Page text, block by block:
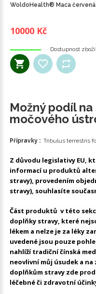
WoldoHealth® Maca červená
10000 Kč
Dostupnost zboží:
Možný podíl
močového
Přípravky : Tribulus terrestris
Z důvodu legislativy EU,
informací u produktů
stravy), provedením
stravy), souhlasíte
Část produktů v této
doplňky stravy, které
lékem a nelze je za léky
uvedené jsou pouze
nahlíží tradiční čínská
neovlivní můj úsudek a
doplňkům stravy zde
léčebné či zdravotní